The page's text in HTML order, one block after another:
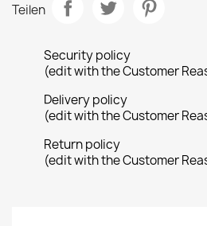
Teilen
Security policy
(edit with the Customer
Delivery policy
(edit with the Customer
Return policy
(edit with the Customer